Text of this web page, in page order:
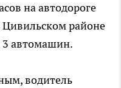
на автодороге
районе
3 автомашин.
водитель